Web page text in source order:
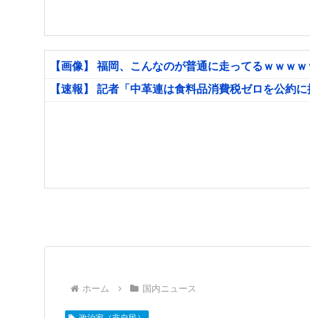
【画像】 福岡、こんなのが普通に走ってるｗｗｗ
【速報】 記者「中革連は食料品消費税ゼロを公約
ホーム 国内ニュース